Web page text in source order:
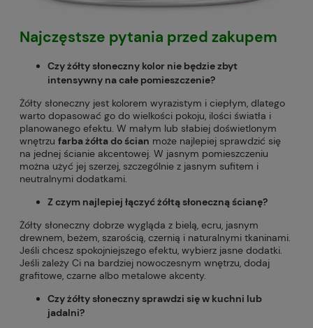
Najczęstsze pytania przed zakupem
Czy żółty słoneczny kolor nie będzie zbyt
intensywny na całe pomieszczenie?
Żółty słoneczny jest kolorem wyrazistym i ciepłym, dlatego
warto dopasować go do wielkości pokoju, ilości światła i
planowanego efektu. W małym lub słabiej doświetlonym
wnętrzu farba żółta do ścian może najlepiej sprawdzić się
na jednej ścianie akcentowej. W jasnym pomieszczeniu
można użyć jej szerzej, szczególnie z jasnym sufitem i
neutralnymi dodatkami.
Z czym najlepiej łączyć żółtą słoneczną ścianę?
Żółty słoneczny dobrze wygląda z bielą, ecru, jasnym
drewnem, beżem, szarością, czernią i naturalnymi tkaninami.
Jeśli chcesz spokojniejszego efektu, wybierz jasne dodatki.
Jeśli zależy Ci na bardziej nowoczesnym wnętrzu, dodaj
grafitowe, czarne albo metalowe akcenty.
Czy żółty słoneczny sprawdzi się w kuchni lub
jadalni?